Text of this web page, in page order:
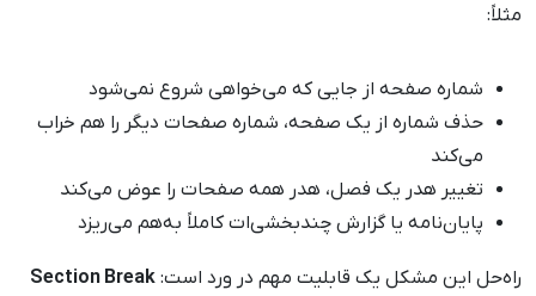
مثلاً:
شماره صفحه از جایی که می‌خواهی شروع نمی‌شود
حذف شماره از یک صفحه، شماره صفحات دیگر را هم خراب
می‌کند
تغییر هدر یک فصل، هدر همه صفحات را عوض می‌کند
پایان‌نامه یا گزارش چندبخشی‌ات کاملاً به‌هم می‌ریزد
راه‌حل این مشکل یک قابلیت مهم در ورد است: Section Break